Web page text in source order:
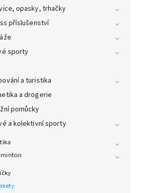
opasky, trhačky
příslušenství
sporty
a turistika
a drogerie
pomůcky
a kolektivní sporty